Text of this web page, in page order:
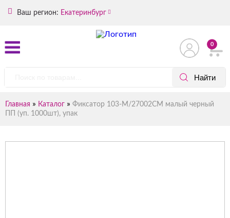
Ваш регион: Екатеринбург
0
Главная » Каталог » Фиксатор 103-М/27002СМ малый черный
ПП (уп. 1000шт), упак